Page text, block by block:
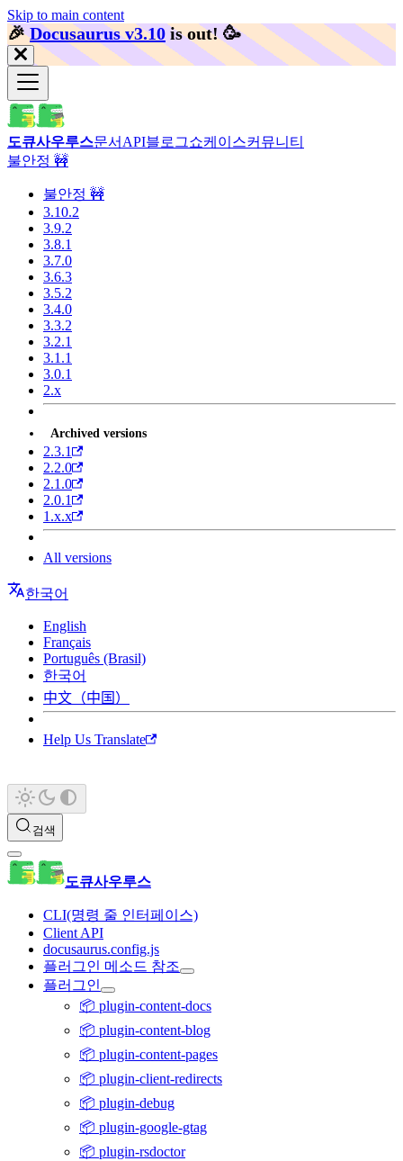
Skip to main content
🎉️Docusaurus v3.10 is out! 🥳️
도큐사우루스문서 API블로그쇼케이스커뮤니티
불안정 🚧
불안정 🚧
3.10.2
3.9.2
3.8.1
3.7.0
3.6.3
3.5.2
3.4.0
3.3.2
3.2.1
3.1.1
3.0.1
2.x
Archived versions
2.3.1
2.2.0
2.1.0
2.0.1
1.x.x
All versions
한국어
English
Français
Português (Brasil)
한국어
中文（中国）
Help Us Translate
검색
도큐사우루스
CLI(명령 줄 인터페이스)
Client API
docusaurus.config.js
플러그인 메소드 참조
플러그인
📦 plugin-content-docs
📦 plugin-content-blog
📦 plugin-content-pages
📦 plugin-client-redirects
📦 plugin-debug
📦 plugin-google-gtag
📦 plugin-rsdoctor